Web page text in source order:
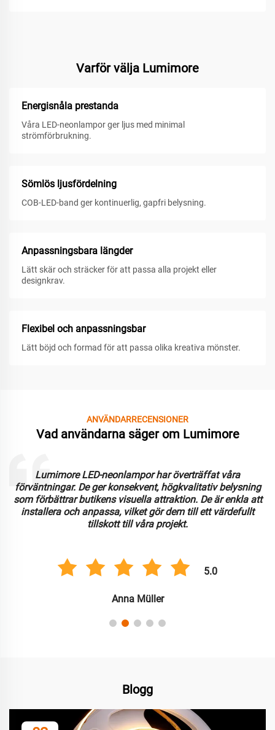
Varför välja Lumimore
Energisnåla prestanda
Våra LED-neonlampor ger ljus med minimal
strömförbrukning.
Sömlös ljusfördelning
COB-LED-band ger kontinuerlig, gapfri belysning.
Anpassningsbara längder
Lätt skär och sträcker för att passa alla projekt eller
designkrav.
Flexibel och anpassningsbar
Lätt böjd och formad för att passa olika kreativa mönster.
ANVÄNDARRECENSIONER
Vad användarna säger om Lumimore
Lumimore LED-neonlampor har överträffat våra
förväntningar. De ger konsekvent, högkvalitativ belysning
som förbättrar butikens visuella attraktion. De är enkla att
installera och anpassa, vilket gör dem till ett värdefullt
tillskott till våra projekt.
5.0
Anna Müller
Blogg